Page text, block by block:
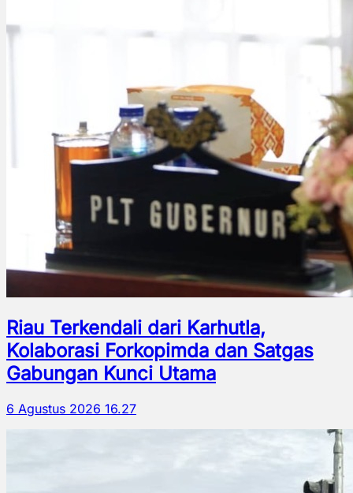
Riau Terkendali dari Karhutla,
Kolaborasi Forkopimda dan Satgas
Gabungan Kunci Utama
6 Agustus 2026 16.27